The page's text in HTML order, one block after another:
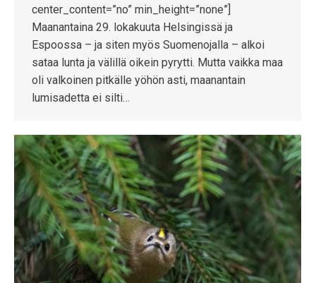
center_content=”no” min_height=”none”]
Maanantaina 29. lokakuuta Helsingissä ja
Espoossa – ja siten myös Suomenojalla – alkoi
sataa lunta ja välillä oikein pyrytti. Mutta vaikka maa
oli valkoinen pitkälle yöhön asti, maanantain
lumisadetta ei silti…